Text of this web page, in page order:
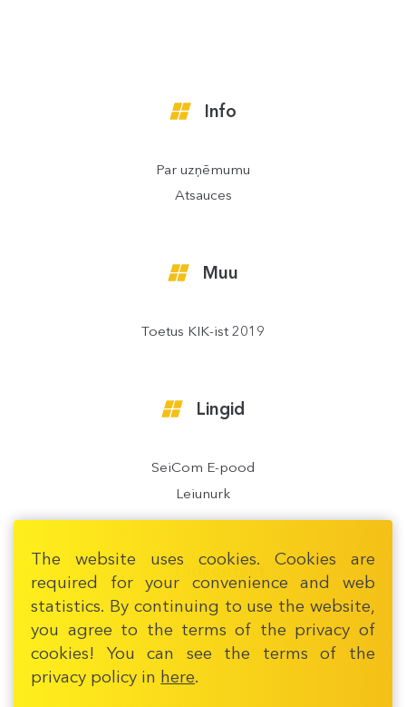
Info
Par uzņēmumu
Atsauces
Muu
Toetus KIK-ist 2019
Lingid
SeiCom E-pood
Leiunurk
Üldkontakt
AVA TÄPSEM KAART
The website uses cookies. Cookies are
required for your convenience and web
statistics. By continuing to use the website,
you agree to the terms of the privacy of
cookies! You can see the terms of the
privacy policy in here.